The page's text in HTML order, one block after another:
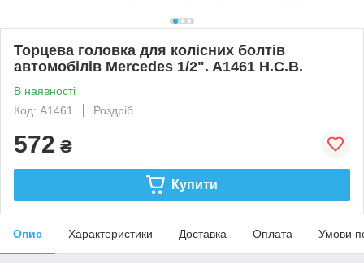
Торцева головка для колісних болтів
автомобілів Mercedes 1/2". A1461 H.C.B.
В наявності
Код: A1461
Роздріб
572 ₴
Купити
Опис Характеристики Доставка Оплата Умови